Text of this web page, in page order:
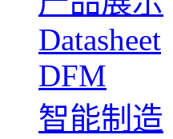
Datasheet
DFM
智能制造